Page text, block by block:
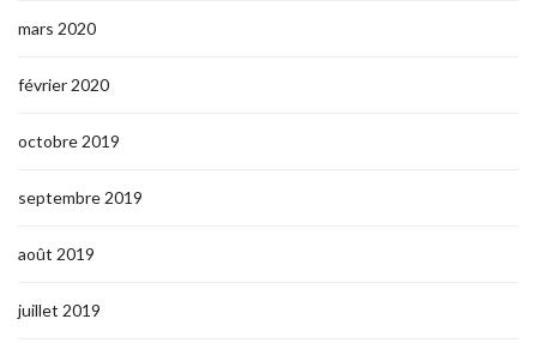
mars 2020
février 2020
octobre 2019
septembre 2019
août 2019
juillet 2019